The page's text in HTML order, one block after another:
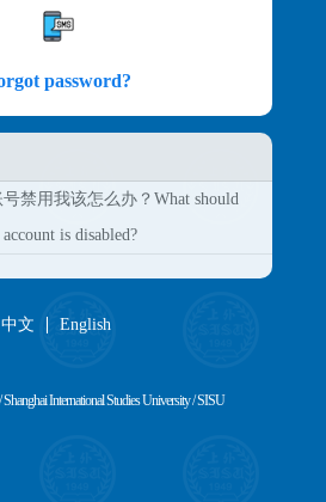
password?
禁用我该怎么办？What should
is disabled?
中文 English
International Studies University / SISU